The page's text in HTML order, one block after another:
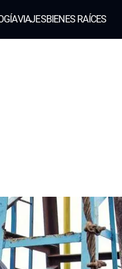
VIAJESBIENES RAÍCES